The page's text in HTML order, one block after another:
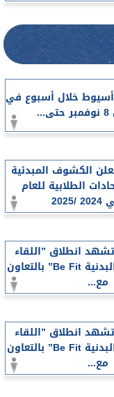
أسيوط خلال أسبوع في
الكشوف المبدئية
الطلابية للعام
انطلاق ”اللقاء
الرياضي للياقة البدنية Be Fit” بالتعاون
مع...
انطلاق ”اللقاء
الرياضي للياقة البدنية Be Fit” بالتعاون
مع...